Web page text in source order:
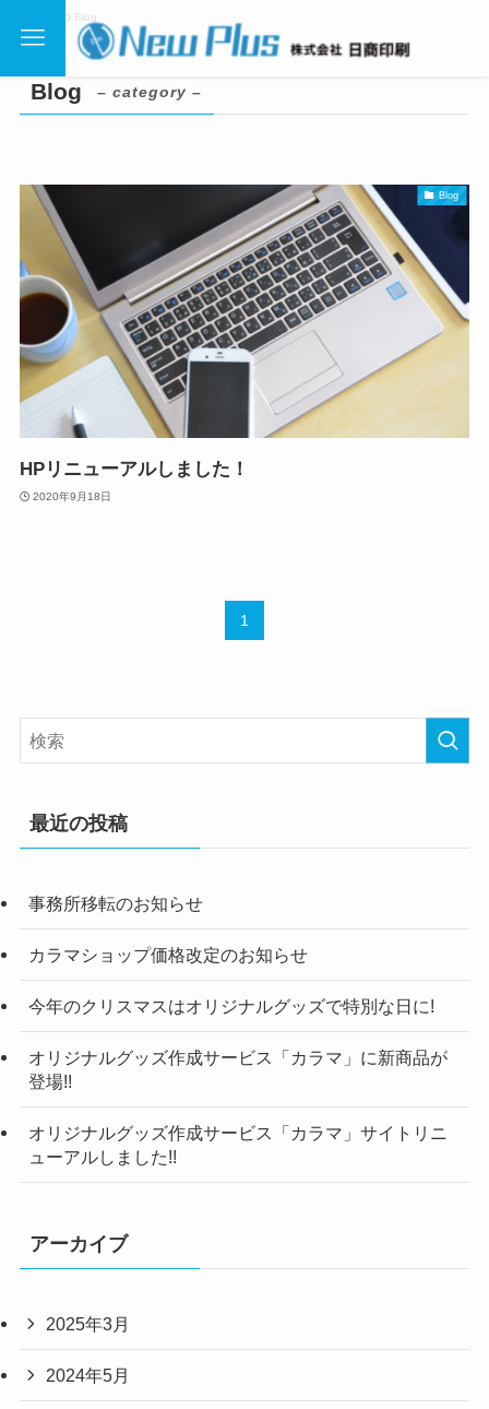
Blog
Blog – category –
Blog
HPリニューアルしました！
2020年9月18日
1
最近の投稿
事務所移転のお知らせ
カラマショップ価格改定のお知らせ
今年のクリスマスはオリジナルグッズで特別な日に!
オリジナルグッズ作成サービス「カラマ」に新商品が
登場!!
オリジナルグッズ作成サービス「カラマ」サイトリニ
ューアルしました!!
アーカイブ
2025年3月
2024年5月